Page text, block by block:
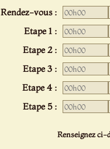
Rendez-vous :
Etape 1 :
Etape 2 :
Etape 3 :
Etape 4 :
Etape 5 :
Renseignez ci-